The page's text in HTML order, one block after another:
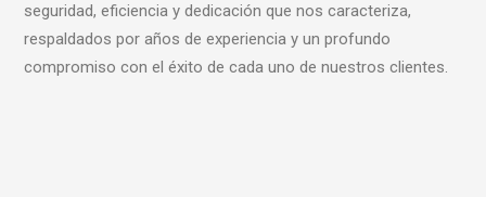
seguridad, eficiencia y dedicación que nos caracteriza,
respaldados por años de experiencia y un profundo
compromiso con el éxito de cada uno de nuestros clientes.